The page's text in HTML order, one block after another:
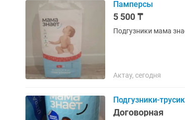
Памперсы
5 500 ₸
Подгузники мама
Актау, сегодня
Подгузники-
Договорная